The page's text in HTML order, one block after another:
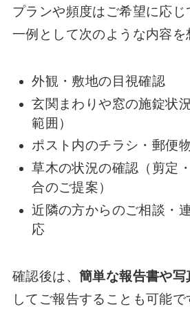
プランや頻度はご希望に応じ
一例として次のような内容を
外観・敷地の目視確認
玄関まわりや窓の施錠状
範囲）
ポスト内のチラシ・郵便
草木の状況の確認（剪定
合のご提案）
近隣の方からのご相談・
応
確認後は、 簡単な報告書や写
してご報告することも可能で